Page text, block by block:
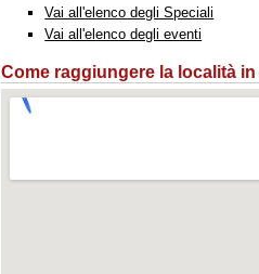
Vai all'elenco degli Speciali
Vai all'elenco degli eventi
Come raggiungere la località